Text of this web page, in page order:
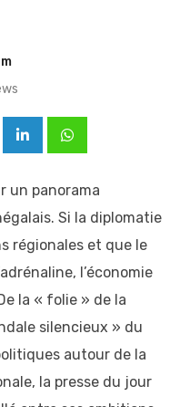
LinkedInWhatsapp
un panorama
Si la diplomatie
régionales et que le
l’économie
la « folie » de la
silencieux » du
autour de la
la presse du jour